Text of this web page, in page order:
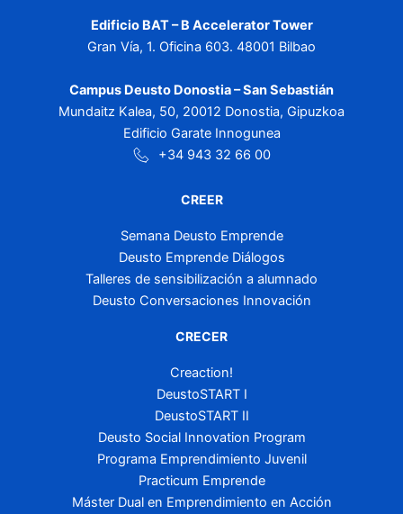
Edificio BAT – B Accelerator Tower
Gran Vía, 1. Oficina 603. 48001 Bilbao
Campus Deusto Donostia – San Sebastián
Mundaitz Kalea, 50, 20012 Donostia, Gipuzkoa
Edificio Garate Innogunea
+34 943 32 66 00
CREER
Semana Deusto Emprende
Deusto Emprende Diálogos
Talleres de sensibilización a alumnado
Deusto Conversaciones Innovación
CRECER
Creaction!
DeustoSTART I
DeustoSTART II
Deusto Social Innovation Program
Programa Emprendimiento Juvenil
Practicum Emprende
Máster Dual en Emprendimiento en Acción